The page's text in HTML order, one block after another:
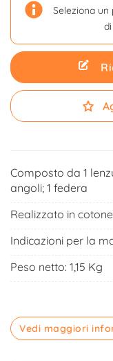
Seleziona
Composto da 1
angoli; 1 federa
Realizzato in cotone
Indicazioni per la
Peso netto: 1,15 Kg
Vedi maggiori